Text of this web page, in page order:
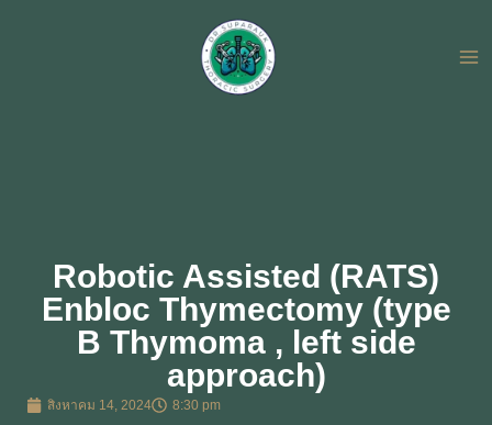
Robotic Assisted (RATS)
Enbloc Thymectomy (type
B Thymoma , left side
approach)
สิงหาคม 14, 2024 8:30 pm